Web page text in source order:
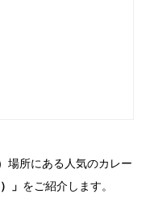
場所にある人気のカレー
」 をご紹介します。